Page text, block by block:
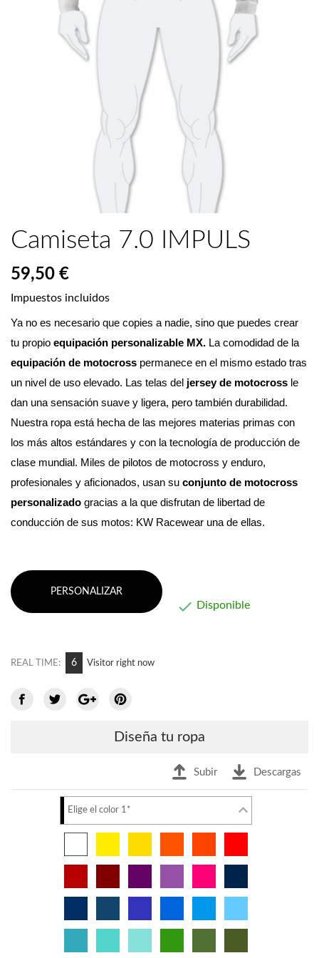
Camiseta 7.0 IMPULS
59,50 €
Impuestos incluidos
Ya no es necesario que copies a nadie, sino que puedes crear
tu propio equipación personalizable MX.
La comodidad de la
equipación de motocross permanece en el mismo estado tras
un nivel de uso elevado. Las telas del jersey de motocross le
dan una sensación suave y ligera, pero también durabilidad.
Nuestra ropa está hecha de las mejores materias primas con
los más altos estándares y con la tecnología de producción de
clase mundial. Miles de pilotos de motocross y enduro,
profesionales y aficionados, usan su conjunto de motocross
personalizado gracias a la que disfrutan de libertad de
conducción de sus motos: KW Racewear una de ellas.
PERSONALIZAR
 Disponible
REAL TIME: 6 Visitor right now
Diseña tu ropa
Subir Descargas
Elige el color 1*